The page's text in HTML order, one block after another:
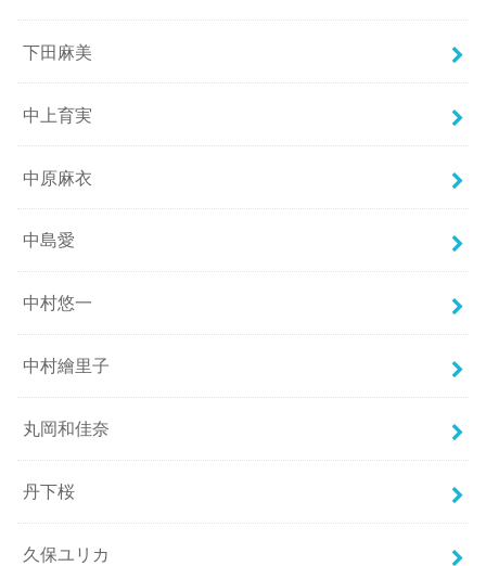
下田麻美
中上育実
中原麻衣
中島愛
中村悠一
中村繪里子
丸岡和佳奈
丹下桜
久保ユリカ